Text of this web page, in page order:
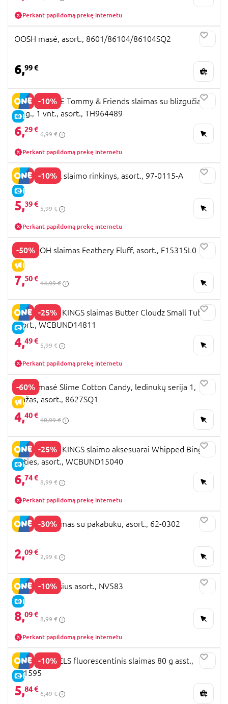
Perkant papildomą prekę internetu
OOSH masė, asort., 8601/86104/86104SQ2
6,99 €
-10%
E-KAINA
TRENDHAUSE Tommy & Friends slaimas su blizgučiais,
82 g., 1 vnt., asort., TH964489
6,29 €
6,99 €
Perkant papildomą prekę internetu
-10%
E-KAINA
PAW PATROL slaimo rinkinys, asort., 97-0115-A
5,39 €
5,99 €
Perkant papildomą prekę internetu
-50%
IŠPARDAVIMAS
PLAY DOH slaimas Feathery Fluff, asort., F15315L0
7,50 €
14,99 €
-25%
E-KAINA
COMPOUND KINGS slaimas Butter Cloudz Small Tub,
asort., WCBUND14811
4,49 €
5,99 €
Perkant papildomą prekę internetu
-60%
IŠPARDAVIMAS
OOSH masė Slime Cotton Candy, ledinukų serija 1,
mažas, asort., 8627SQ1
4,40 €
10,99 €
-25%
E-KAINA
COMPOUND KINGS slaimo aksesuarai Whipped Bingsu
Cuties, asort., WCBUND15040
6,74 €
8,99 €
Perkant papildomą prekę internetu
-30%
BATMAN slaimas su pakabuku, asort., 62-0302
2,09 €
2,99 €
-10%
E-KAINA
Minkštas vaisius asort., NV583
8,09 €
8,99 €
Perkant papildomą prekę internetu
-10%
E-KAINA
HAPPY WHEELS fluorescentinis slaimas 80 g asst.,
951595
5,84 €
6,49 €